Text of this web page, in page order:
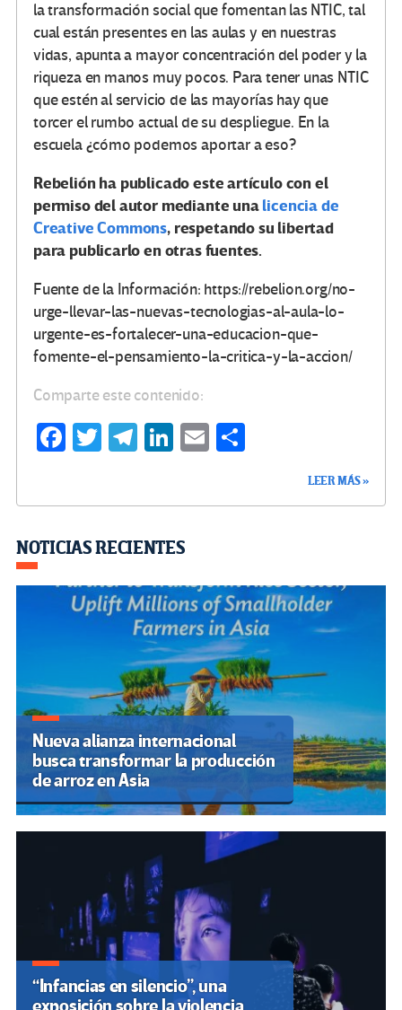
la transformación social que fomentan las NTIC, tal
cual están presentes en las aulas y en nuestras
vidas, apunta a mayor concentración del poder y la
riqueza en manos muy pocos. Para tener unas NTIC
que estén al servicio de las mayorías hay que
torcer el rumbo actual de su despliegue. En la
escuela ¿cómo podemos aportar a eso?
Rebelión ha publicado este artículo con el
permiso del autor mediante unalicencia de
Creative Commons, respetando su libertad
para publicarlo en otras fuentes.
Fuente de la Información: https://rebelion.org/no-
urge-llevar-las-nuevas-tecnologias-al-aula-lo-
urgente-es-fortalecer-una-educacion-que-
fomente-el-pensamiento-la-critica-y-la-accion/
Comparte este contenido:
Fa
o
k
T
Te
m
Li
n
E
tir
LEER MÁS »
NOTICIAS RECIENTES
Nueva alianza internacional
busca transformar la producción
de arroz en Asia
“Infancias en silencio”, una